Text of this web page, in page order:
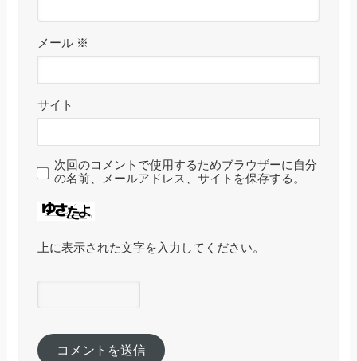
メール ※
サイト
次回のコメントで使用するためブラウザーに自分
の名前、メールアドレス、サイトを保存する。
上に表示された文字を入力してください。